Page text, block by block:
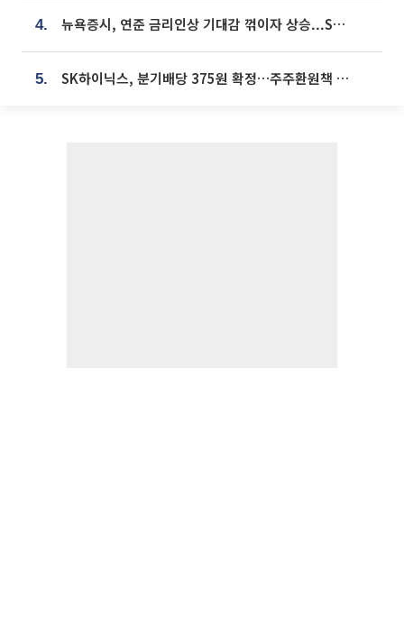
4. 뉴욕증시, 연준 금리인상 기대감 꺾이자 상승...S&P500 사상 최고치 [종합]
5. SK하이닉스, 분기배당 375원 확정…주주환원책 9월로 앞당겨 발표